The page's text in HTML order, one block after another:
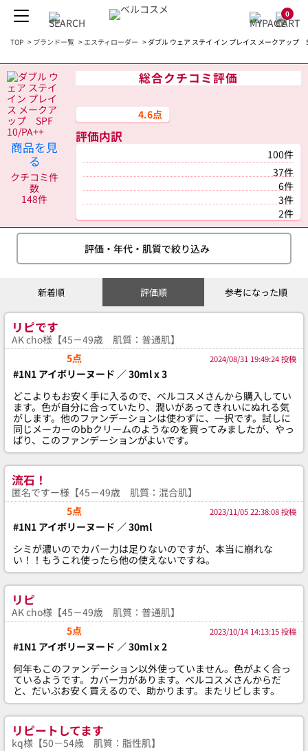
0
TOP > ブランド一覧 > エスティローダー >ダブル ウェア ステイ イン プレイス メークアップ
商品を見
る
クチコミ件
数
148件
総合クチコミ評価
4.6点
評価内訳
100件
37件
6件
3件
2件
評価・年代・肌質で絞り込み
新着順 評価順 参考になった順
リピです
AK cho様【45－49歳 肌質：普通肌】
5点
2024/08/31 19:49:24 投稿
#1N1 アイボリーヌード ／ 30ml x 3
どこよりもお安く手に入るので、ベルコスメさんから購入してい
ます。色が自分に合っていたり、潤いがあってきれいにぬれる気
がします。他のファンデーションは使わずに、一択です。試しに
同じメーカーのbbクリームのようなのを買ってみましたが、やっ
ぱり、このファンデーションがよいです。
流石！
匿名ですー様【45－49歳 肌質：混合肌】
5点
2023/11/05 22:38:08 投稿
#1N1 アイボリーヌード ／ 30ml
シミが濃いのでカバー力は足りないのですが、本当に崩れな
い！！もうこれ使ったら他の使えないですね。
リピ
AK cho様【45－49歳 肌質：普通肌】
5点
2023/10/14 14:13:15 投稿
#1N1 アイボリーヌード ／ 30ml x 2
何年もこのファンデーション以外使っていません。色がよく合っ
ているようです。カバー力があります。ベルコスメさんからだ
と、だいぶお安く買えるので、助かります。またリピします。
リピートしてます
kq様【50－54歳 肌質：脂性肌】